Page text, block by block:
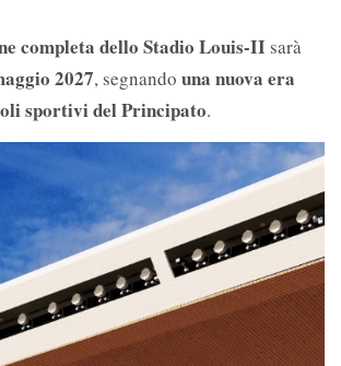
completa dello Stadio Louis-II sarà
2027, segnando una nuova era
sportivi del Principato.